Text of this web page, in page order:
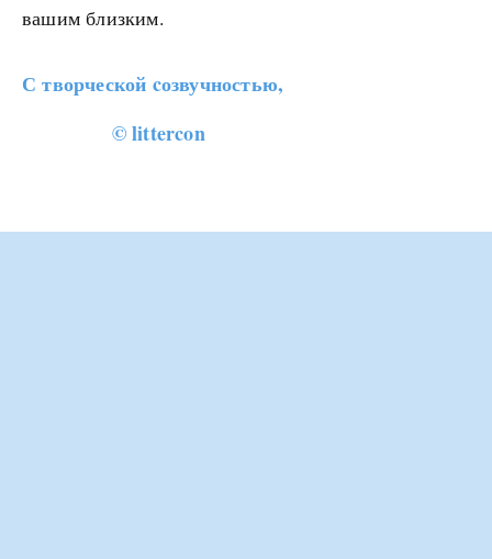
вашим близким.
С творческой cозвучностью,
© littercon